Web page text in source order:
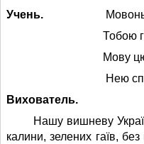
Учень.
Тобою
Мову цю ніжну
Нею
Вихователь.
Нашу вишневу
калини, зелених гаїв,